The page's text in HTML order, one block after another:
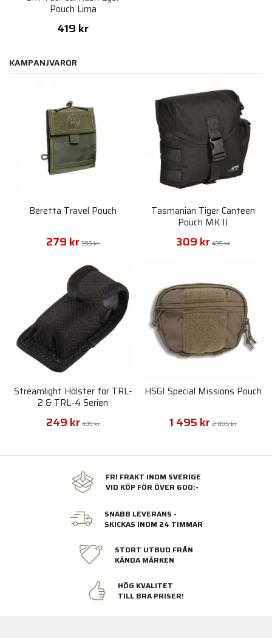
Pouch Lima
419 kr
KAMPANJVAROR
Beretta Travel Pouch
279 kr 399 kr
Tasmanian Tiger Canteen
Pouch MK II
309 kr 439 kr
Streamlight Hölster för TRL-
2 & TRL-4 Serien
249 kr 499 kr
HSGI Special Missions Pouch
1 495 kr 2 095 kr
FRI FRAKT INOM SVERIGE
VID KÖP FÖR ÖVER 600:-
SNABB LEVERANS -
SKICKAS INOM 24 TIMMAR
STORT UTBUD FRÅN
KÄNDA MÄRKEN
HÖG KVALITET
TILL BRA PRISER!